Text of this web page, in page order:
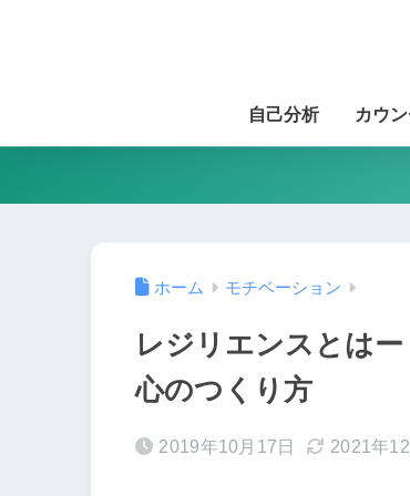
自己分析 カウ
ホーム モチベーション
レジリエンスとは
心のつくり方
2019年10月17日 2021年